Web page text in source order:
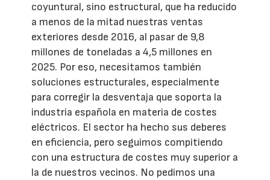
coyuntural, sino estructural, que ha reducido
a menos de la mitad nuestras ventas
exteriores desde 2016, al pasar de 9,8
millones de toneladas a 4,5 millones en
2025. Por eso, necesitamos también
soluciones estructurales, especialmente
para corregir la desventaja que soporta la
industria española en materia de costes
eléctricos. El sector ha hecho sus deberes
en eficiencia, pero seguimos compitiendo
con una estructura de costes muy superior a
la de nuestros vecinos. No pedimos una